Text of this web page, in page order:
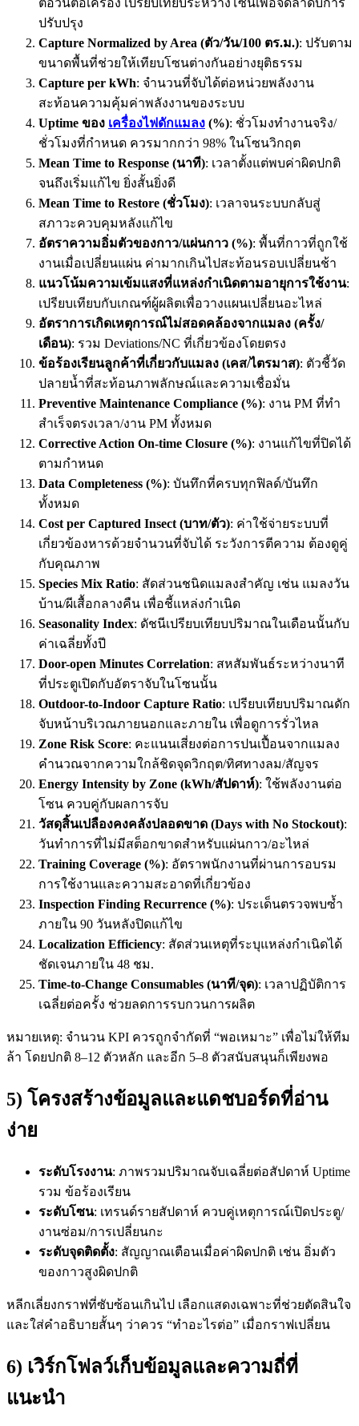
ต่อวันต่อเครื่อง เปรียบเทียบระหว่างโซนเพื่อจัดลำดับการ
ปรับปรุง
Capture Normalized by Area (ตัว/วัน/100 ตร.ม.): ปรับตาม
ขนาดพื้นที่ช่วยให้เทียบโซนต่างกันอย่างยุติธรรม
Capture per kWh: จำนวนที่จับได้ต่อหน่วยพลังงาน
สะท้อนความคุ้มค่าพลังงานของระบบ
Uptime ของ เครื่องไฟดักแมลง (%): ชั่วโมงทำงานจริง/
ชั่วโมงที่กำหนด ควรมากกว่า 98% ในโซนวิกฤต
Mean Time to Response (นาที): เวลาตั้งแต่พบค่าผิดปกติ
จนถึงเริ่มแก้ไข ยิ่งสั้นยิ่งดี
Mean Time to Restore (ชั่วโมง): เวลาจนระบบกลับสู่
สภาวะควบคุมหลังแก้ไข
อัตราความอิ่มตัวของกาว/แผ่นกาว (%): พื้นที่กาวที่ถูกใช้
งานเมื่อเปลี่ยนแผ่น ค่ามากเกินไปสะท้อนรอบเปลี่ยนช้า
แนวโน้มความเข้มแสงที่แหล่งกำเนิดตามอายุการใช้งาน:
เปรียบเทียบกับเกณฑ์ผู้ผลิตเพื่อวางแผนเปลี่ยนอะไหล่
อัตราการเกิดเหตุการณ์ไม่สอดคล้องจากแมลง (ครั้ง/
เดือน): รวม Deviations/NC ที่เกี่ยวข้องโดยตรง
ข้อร้องเรียนลูกค้าที่เกี่ยวกับแมลง (เคส/ไตรมาส): ตัวชี้วัด
ปลายน้ำที่สะท้อนภาพลักษณ์และความเชื่อมั่น
Preventive Maintenance Compliance (%): งาน PM ที่ทำ
สำเร็จตรงเวลา/งาน PM ทั้งหมด
Corrective Action On-time Closure (%): งานแก้ไขที่ปิดได้
ตามกำหนด
Data Completeness (%): บันทึกที่ครบทุกฟิลด์/บันทึก
ทั้งหมด
Cost per Captured Insect (บาท/ตัว): ค่าใช้จ่ายระบบที่
เกี่ยวข้องหารด้วยจำนวนที่จับได้ ระวังการตีความ ต้องดูคู่
กับคุณภาพ
Species Mix Ratio: สัดส่วนชนิดแมลงสำคัญ เช่น แมลงวัน
บ้าน/ผีเสื้อกลางคืน เพื่อชี้แหล่งกำเนิด
Seasonality Index: ดัชนีเปรียบเทียบปริมาณในเดือนนั้นกับ
ค่าเฉลี่ยทั้งปี
Door-open Minutes Correlation: สหสัมพันธ์ระหว่างนาที
ที่ประตูเปิดกับอัตราจับในโซนนั้น
Outdoor-to-Indoor Capture Ratio: เปรียบเทียบปริมาณดัก
จับหน้าบริเวณภายนอกและภายใน เพื่อดูการรั่วไหล
Zone Risk Score: คะแนนเสี่ยงต่อการปนเปื้อนจากแมลง
คำนวณจากความใกล้ชิดจุดวิกฤต/ทิศทางลม/สัญจร
Energy Intensity by Zone (kWh/สัปดาห์): ใช้พลังงานต่อ
โซน ควบคู่กับผลการจับ
วัสดุสิ้นเปลืองคงคลังปลอดขาด (Days with No Stockout):
วันทำการที่ไม่มีสต็อกขาดสำหรับแผ่นกาว/อะไหล่
Training Coverage (%): อัตราพนักงานที่ผ่านการอบรม
การใช้งานและความสะอาดที่เกี่ยวข้อง
Inspection Finding Recurrence (%): ประเด็นตรวจพบซ้ำ
ภายใน 90 วันหลังปิดแก้ไข
Localization Efficiency: สัดส่วนเหตุที่ระบุแหล่งกำเนิดได้
ชัดเจนภายใน 48 ชม.
Time-to-Change Consumables (นาที/จุด): เวลาปฏิบัติการ
เฉลี่ยต่อครั้ง ช่วยลดการรบกวนการผลิต
หมายเหตุ: จำนวน KPI ควรถูกจำกัดที่ “พอเหมาะ” เพื่อไม่ให้ทีม
ล้า โดยปกติ 8–12 ตัวหลัก และอีก 5–8 ตัวสนับสนุนก็เพียงพอ
5) โครงสร้างข้อมูลและแดชบอร์ดที่อ่าน
ง่าย
ระดับโรงงาน: ภาพรวมปริมาณจับเฉลี่ยต่อสัปดาห์ Uptime
รวม ข้อร้องเรียน
ระดับโซน: เทรนด์รายสัปดาห์ ควบคู่เหตุการณ์เปิดประตู/
งานซ่อม/การเปลี่ยนกะ
ระดับจุดติดตั้ง: สัญญาณเตือนเมื่อค่าผิดปกติ เช่น อิ่มตัว
ของกาวสูงผิดปกติ
หลีกเลี่ยงกราฟที่ซับซ้อนเกินไป เลือกแสดงเฉพาะที่ช่วยตัดสินใจ
และใส่คำอธิบายสั้นๆ ว่าควร “ทำอะไรต่อ” เมื่อกราฟเปลี่ยน
6) เวิร์กโฟลว์เก็บข้อมูลและความถี่ที่
แนะนำ